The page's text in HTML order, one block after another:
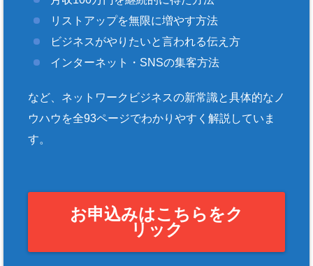
リストアップを無限に増やす方法
ビジネスがやりたいと言われる伝え方
インターネット・SNSの集客方法
など、ネットワークビジネスの新常識と具体的なノ
ウハウを全93ページでわかりやすく解説していま
す。
お申込みはこちらをク
リック